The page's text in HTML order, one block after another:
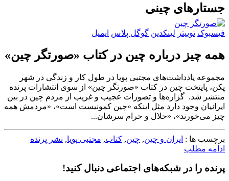
جستارهای چینی
فیسبوک توییتر لینکدین گوگل پلاس ایمیل
همه چیز درباره چین در کتاب «صورتگر چین»
مجموعه یادداشت‌های مجتبی پویا در طول کار و زندگی در شهر
پکن، پایتخت چین در کتاب «صورتگر چین» از سوی انتشارات پرنده
منتشر شد. گزاره‌ها و تصورات عجیب و غریب از مردم چین در بین
ایرانیان وجود دارد مثل اینکه «چین کمونیست است»، «مردمش همه
چیز می‌خورند»، «حلال و حرام سرشان...
برچسب ها : ایران و چین, چین, کتاب, مجتبی پویا, نشر پرنده
ادامه مطلب
پرنده را در شبکه‌های اجتماعی دنبال کنید!